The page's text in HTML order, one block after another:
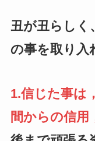
丑が丑らしく
の事を取り入
1.信じた事は
間からの信用